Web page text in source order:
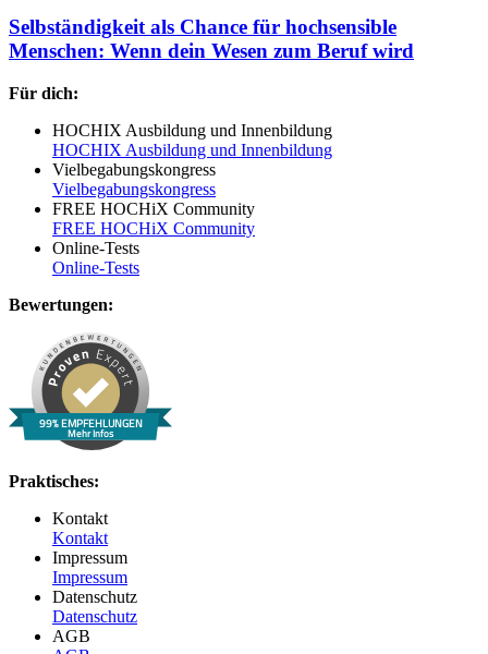
Selbständigkeit als Chance für hochsensible
Menschen: Wenn dein Wesen zum Beruf wird
Für dich:
HOCHIX Ausbildung und Innenbildung
HOCHIX Ausbildung und Innenbildung
Vielbegabungskongress
Vielbegabungskongress
FREE HOCHiX Community
FREE HOCHiX Community
Online-Tests
Online-Tests
Bewertungen:
99% EMPFEHLUNGEN
Mehr Infos
Praktisches:
Kontakt
Kontakt
Impressum
Impressum
Datenschutz
Datenschutz
AGB